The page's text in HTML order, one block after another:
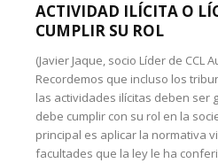
ACTIVIDAD ILÍCITA O
CUMPLIR SU ROL
(Javier Jaque, socio Líder de CCL
Recordemos que incluso los
las actividades ilícitas deben ser
debe cumplir con su rol en la
principal es aplicar la normativa
facultades que la ley le ha